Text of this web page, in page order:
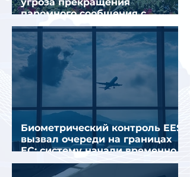
паромного сообщения с
Грецией
Биометрический контроль EES
вызвал очереди на границах
ЕС: систему начали временно
отключать